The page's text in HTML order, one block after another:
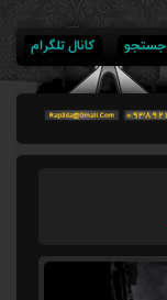
جستجو کانال تلگرام